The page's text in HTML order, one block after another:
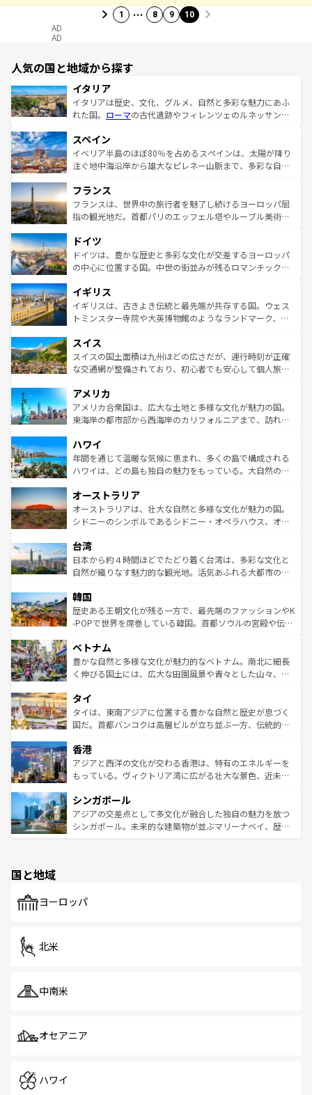
1 … 8 9 10
AD
AD
人気の国と地域から探す
イタリア
イタリアは歴史、文化、グルメ、自然と多彩な魅力にあふ
れた国。 ローマの古代遺跡やフィレンツェのルネッサンス
ろん、トスカーナの美しい田園風景やアマルフィ海岸の絶
景など、自然景観も見逃せない。観光の合間には、本場の
ピザやパスタなど、絶品のイタリア料理を堪能することも
ませてくれるイタリアで、忘れられない旅をしてみよう！
なお、新着のイタリア情報はコンテンツ一覧 を参照してほ
しい。
スペイン
イベリア半島のほぼ80％を占めるスペインは、太陽が降り
注ぐ地中海沿岸から雄大なピレネー山脈まで、多彩な自然
文化が根付くこの国では、情熱的なフラメンコ、熱気あふ
れる闘牛、そして美味しいタパスが生活の一部となってい
る。首都マドリードの洗練された雰囲気や、バルセロナの
の城塞都市、穏やかなビーチリゾートまで多彩な表情を見
せる。地方によって風土や気候が異なるスペインはその個
性で訪れる人を魅了する。 なお、新着のスペイン情報はコ
フランス
フランスは、世界中の旅行者を魅了し続けるヨーロッパ屈
指の観光地だ。首都パリのエッフェル塔やルーブル美術館
で、幅広い魅力が詰まっている。華麗な宮殿、歴史的な大
聖堂、美しいビーチ、そして豊かな自然が、訪れる者を心
から魅了する。また、フランスは美食の国としても知ら
いる。シャンパンの発祥地であるランス、プロヴァンスの
香り高いラベンダー畑など、多彩な楽しみ方が可能だ。さ
らに、パリ以外の地域にも魅力が溢れており、どの街角に
れる地方に足を運ぶとそれぞれで全く異なる文化を体験で
きるだろう。 なお、新着のフランス情報はコンテンツ一覧
を参照してほしい。
ドイツ
ドイツは、豊かな歴史と多彩な文化が交差するヨーロッパ
の中心に位置する国。中世の街並みが残るロマンチック街
顔を持つこの国は、どこを歩いても飽きることがない。ベ
ルリンの文化的活気、バイエルン州のアルプスの絶景、そ
してライン川沿いのワイン畑といった風景は必見。ビール
は、お酒好きな人にはぜひ体験してほしい。 なお、新着の
ドイツ情報はコンテンツ一覧を参照してほしい。
イギリス
イギリスは、古きよき伝統と最先端が共存する国。ウェス
トミンスター寺院や大英博物館のようなランドマーク、歴
リアごとに異なる魅力がある。また、優雅なアフタヌーン
ティー、ビール好きにはたまらない英国パブ、サッカー観
戦など、本場だからこそできる体験も豊富。イギリスを旅
ンツ一覧を参照してほしい。
スイス
スイスの国土面積は九州ほどの広さだが、運行時刻が正確
な交通網が整備されており、初心者でも安心して個人旅行
の建物がそのまま残る町や、スイスならではのユニークな
博物館もあり、アルプス観光だけでなく町歩きも満喫する
ことができる。国民の所得が高いため物価も高いが、旅行
ば市内交通費無料で観光を楽しむこともできる。 なお、新
着のスイス情報はコンテンツ一覧 を参照してほしい。
アメリカ
アメリカ合衆国は、広大な土地と多様な文化が魅力の国。
東海岸の都市部から西海岸のカリフォルニアまで、訪れる
のような巨大都市は、観光、ショッピング、エンターテイ
ンメントが詰まった刺激的なスポットだ。一方、アメリカ
西部には大自然が広がり、グランドキャニオンやイエロー
部のニューオーリンズでは、音楽と美食が融合した独特の
文化が魅力。旅行者はアメリカの各地域で異なる魅力を楽
しみながら、その多様性と豊かな歴史を感じることができ
ならではの贅沢な旅のスタイルだ。 なお、新着のアメリカ
情報はコンテンツ一覧を参照してほしい。
ハワイ
年間を通じて温暖な気候に恵まれ、多くの島で構成される
ハワイは、どの島も独自の魅力をもっている。大自然の神
ワイ島は見逃せない。また、定番の観光地といえばオアフ
島だが、静かな自然を求めるならマウイ島やカウアイ島が
おすすめ。エメラルドグリーンに輝く海をはじめ、豊かな
れるおもてなしの心で訪れる人々を迎えてくれるハワイの
人々、おいしいローカルフードやハワイアンミュージッ
ク、伝統的なフラダンスなど、すべてがハワイの魅力を彩
ワイを、存分に味わってほしい。 なお、新着のハワイ情報
はコンテンツ一覧を参照してほしい。
オーストラリア
オーストラリアは、壮大な自然と多様な文化が魅力の国。
シドニーのシンボルであるシドニー・オペラハウス、オー
リアリーフや大陸中央部にそびえるウルル（エアーズロッ
ク）、タスマニアの美しい原生林やケアンズの熱帯雨林な
ど、見どころがたくさん。また、カフェやワイン、オージ
いる。アクティビティも充実しており、サーフィンやダイ
ビング、ハイキングなど、アウトドア好きにはたまらな
い。オーストラリアの多彩な魅力を存分に味わいつくそ
参照してほしい。
台湾
日本から約４時間ほどでたどり着く台湾は、多彩な文化と
自然が織りなす魅力的な観光地。活気あふれる大都市の台
ン）、静ひつな山岳地帯である台湾東部など、都市の喧騒
と山間の静けさが共存しており、訪れる人に新しい発見と
驚きをもたらしてくれる。また、奥深い台湾の食文化も魅
容にもいいと評判のスイーツなど、バラエティ豊かな料理
が味わえる。 なお、新着の台湾情報は コンテンツ一覧を参
照してほしい。
韓国
歴史ある王朝文化が残る一方で、最先端のファッションやK
-POPで世界を席巻している韓国。首都ソウルの宮殿や伝統
き、地方に足を延ばせば四季折々の自然美を楽しむことが
できる。そして、キムチや焼肉、絶品のストリートフード
まで、さまざまな韓国料理が待っている。夜には、韓国な
リティに包まれながら、韓国の多彩な魅力を心ゆくまで味
わってみてほしい。 なお、新着の韓国情報はコンテンツ一
覧を参照してほしい。
ベトナム
豊かな自然と多様な文化が魅力的なベトナム。南北に細長
く伸びる国土には、広大な田園風景や青々とした山々、世
急速な発展と共に伝統が息づく。ハノイの古い町並みやホ
ーチミン市のフランス統治時代の建物も、独特の雰囲気を
醸し出している。また、バラエティの豊かさとおいしさで
とつ。フォーやバインミー、ベトナムコーヒーなどは、ぜ
ひ現地で味わいたい。どの地域を訪れてもあたたかい人々
が旅行者を迎えてくれるので、きっと忘れられない旅にな
参照してほしい。
タイ
タイは、東南アジアに位置する豊かな自然と歴史が息づく
国だ。首都バンコクは高層ビルが立ち並ぶ一方、伝統的な
の活気が交差している。北部ではチェンマイなどの山岳地
帯で自然と触れ合い、南部ではプーケットやクラビの美し
いビーチでリゾート気分を楽しむことができる。タイ料理
激する。気候は一年中温暖で、どの季節にも異なる楽しみ
が待っている。親しみやすいタイの人々、仏教を中心とし
た文化、そして多様な観光資源が、訪れる旅人を魅了し続
香港
アジアと西洋の文化が交わる香港は、特有のエネルギーを
もっている。ヴィクトリア湾に広がる壮大な景色、近未来
み、どこを訪れても感動するはず。観光スポットが密集し
ており、効率よく見どころを回れるのも魅力。息をのむよ
うな絶景から文化的な体験まで、香港を存分に楽しみ尽く
シンガポール
アジアの交差点として多文化が融合した独自の魅力を放つ
シンガポール。未来的な建築物が並ぶマリーナベイ、歴史
で、ホーカーズは地元の風情を楽しめる外せないスポット
国と地域
ヨーロッパ
北米
中南米
オセアニア
ハワイ